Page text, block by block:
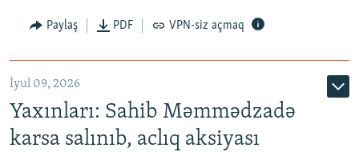
Paylaş PDF VPN-siz açmaq
İyul 09, 2026
Yaxınları: Sahib Məmmədzadə
karsa salınıb, aclıq aksiyası